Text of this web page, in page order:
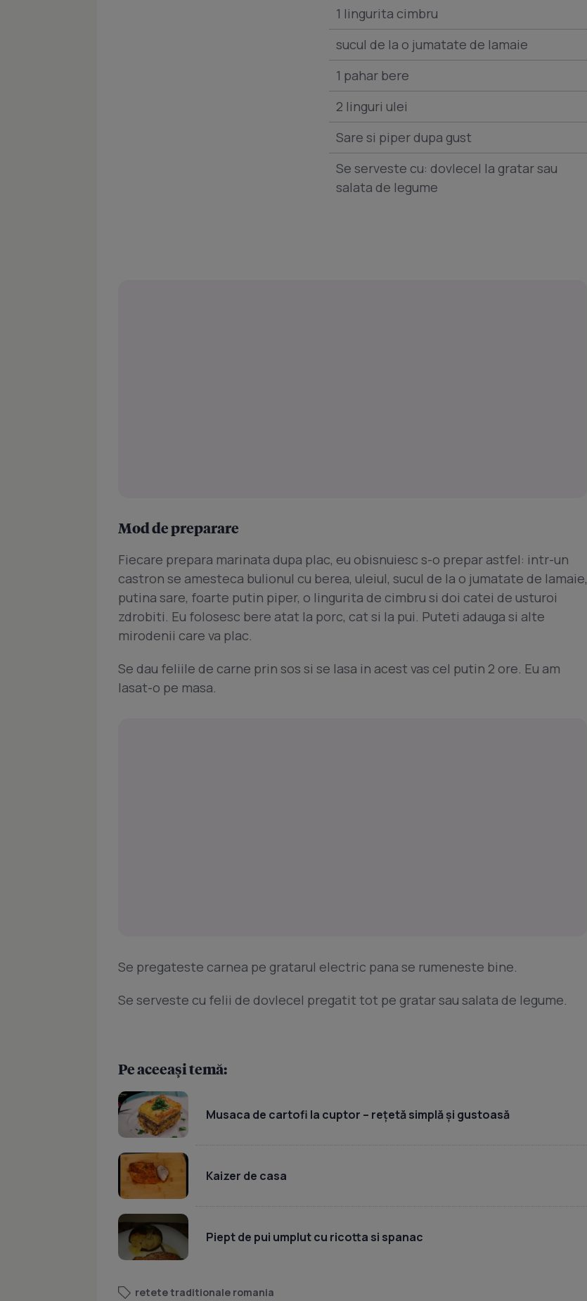
1 lingurita cimbru
sucul de la o jumatate de lamaie
1 pahar bere
2 linguri ulei
Sare si piper dupa gust
Se serveste cu: dovlecel la gratar sau
salata de legume
Mod de preparare
Fiecare prepara marinata dupa plac, eu obisnuiesc s-o prepar astfel: intr-un
castron se amesteca bulionul cu berea, uleiul, sucul de la o jumatate de lamaie,
putina sare, foarte putin piper, o lingurita de cimbru si doi catei de usturoi
zdrobiti. Eu folosesc bere atat la porc, cat si la pui. Puteti adauga si alte
mirodenii care va plac.
Se dau feliile de carne prin sos si se lasa in acest vas cel putin 2 ore. Eu am
lasat-o pe masa.
Se pregateste carnea pe gratarul electric pana se rumeneste bine.
Se serveste cu felii de dovlecel pregatit tot pe gratar sau salata de legume.
Pe aceeași temă:
Musaca de cartofi la cuptor – rețetă simplă și gustoasă
Kaizer de casa
Piept de pui umplut cu ricotta si spanac
retete traditionale romania